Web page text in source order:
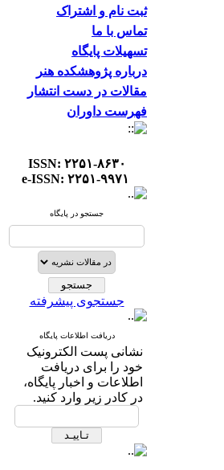
ثبت نام و اشتراک
تماس با ما
تسهیلات پایگاه
درباره پژوهشکده هنر
مقالات در دست انتشار
فهرست داوران
ISSN: ۲۲۵۱-۸۶۳۰
e-ISSN: ۲۲۵۱-۹۹۷۱
جستجو در پایگاه
جستجوی پیشرفته
دریافت اطلاعات پایگاه
نشانی پست الکترونیک
خود را برای دریافت
اطلاعات و اخبار پایگاه،
در کادر زیر وارد کنید.